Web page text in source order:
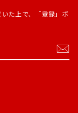
た上で、「登録」ボ